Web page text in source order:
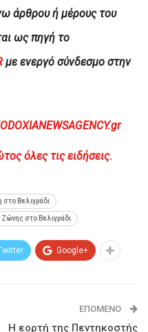
άρθρου ή μέρους του
ως πηγή το
με ενεργό σύνδεσμο στην
όλες τις ειδήσεις.
στο Βελιγράδι
στο Βελιγράδι
Google+
ΕΠΌΜΕΝΟ
Η εορτή της Πεντηκοστής